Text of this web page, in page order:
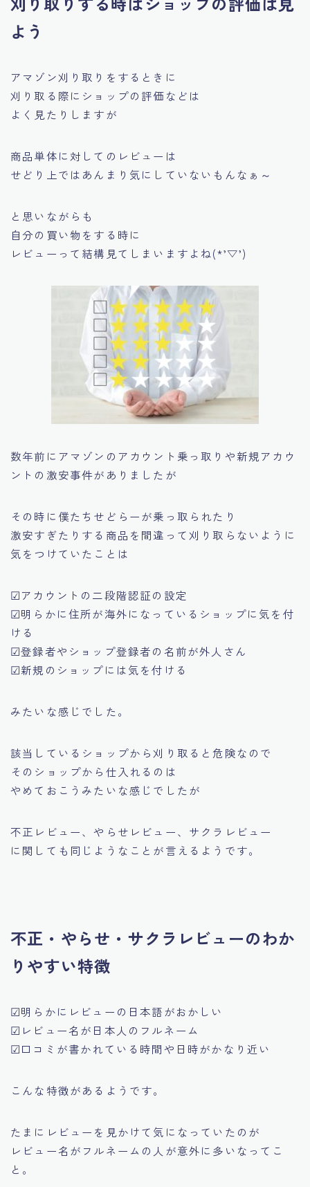
よう
アマゾン刈り取りをするときに
刈り取る際にショップの評価などは
よく見たりしますが
商品単体に対してのレビューは
せどり上ではあんまり気にしていないもんなぁ～
と思いながらも
自分の買い物をする時に
レビューって結構見てしまいますよね(*’▽’)
数年前にアマゾンのアカウント乗っ取りや新規アカウ
ントの激安事件がありましたが
その時に僕たちせどらーが乗っ取られたり
激安すぎたりする商品を間違って刈り取らないように
気をつけていたことは
☑アカウントの二段階認証の設定
☑明らかに住所が海外になっているショップに気を付
ける
☑登録者やショップ登録者の名前が外人さん
☑新規のショップには気を付ける
みたいな感じでした。
該当しているショップから刈り取ると危険なので
そのショップから仕入れるのは
やめておこうみたいな感じでしたが
不正レビュー、やらせレビュー、サクラレビュー
に関しても同じようなことが言えるようです。
不正・やらせ・サクラレビューのわか
りやすい特徴
☑明らかにレビューの日本語がおかしい
☑レビュー名が日本人のフルネーム
☑口コミが書かれている時間や日時がかなり近い
こんな特徴があるようです。
たまにレビューを見かけて気になっていたのが
レビュー名がフルネームの人が意外に多いなってこ
と。